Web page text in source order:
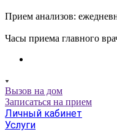
Прием анализов:
Часы приема главного
Вызов на дом
Записаться на прием
Личный кабинет
Услуги